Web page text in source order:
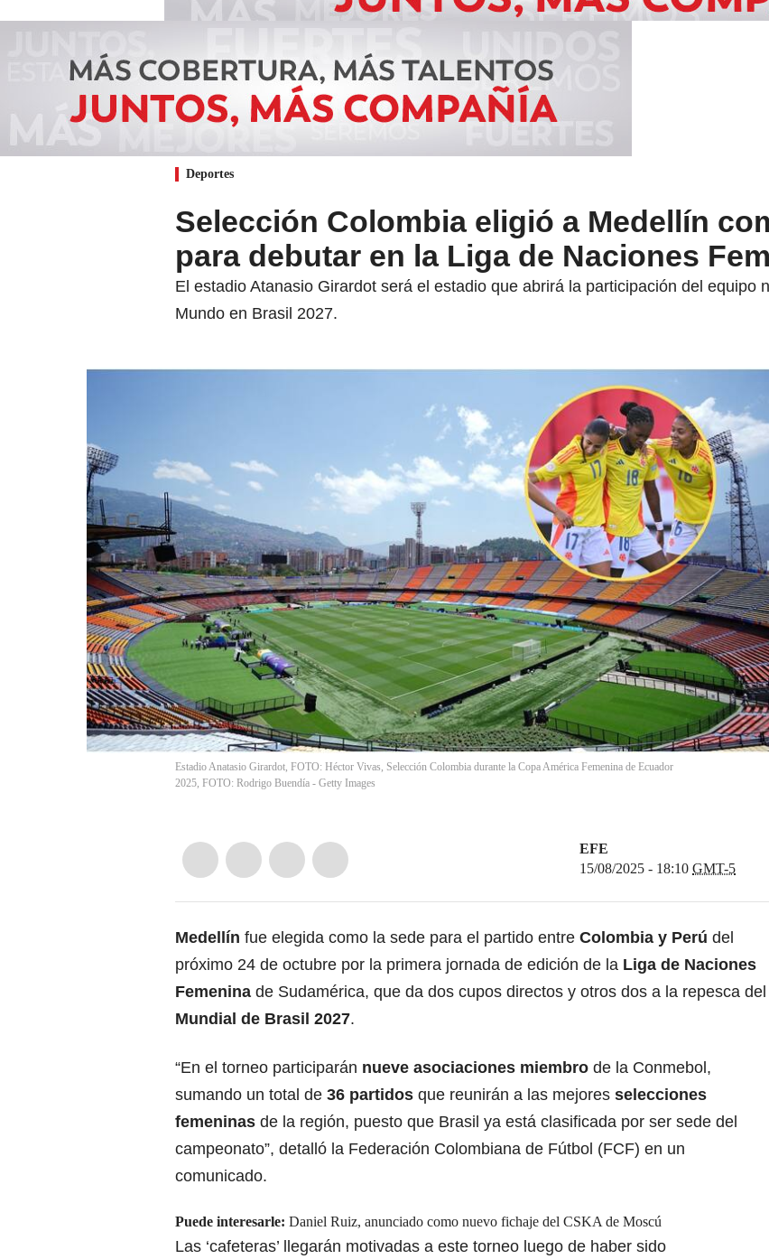
Deportes
Selección Colombia eligió a Medellín
para debutar en la Liga de Naciones
El estadio Atanasio Girardot será el estadio que abrirá la participación del equipo
Mundo en Brasil 2027.
Estadio Anatasio Girardot, FOTO: Héctor Vivas, Selección Colombia durante la Copa América Femenina de Ecuador
2025, FOTO: Rodrigo Buendía - Getty Images
EFE
15/08/2025 - 18:10 GMT-5
Medellín fue elegida como la sede para el partido entre Colombia y Perú del
próximo 24 de octubre por la primera jornada de edición de la Liga de Naciones
Femenina de Sudamérica, que da dos cupos directos y otros dos a la repesca del
Mundial de Brasil 2027.
“En el torneo participarán nueve asociaciones miembro de la Conmebol,
sumando un total de 36 partidos que reunirán a las mejores selecciones
femeninas de la región, puesto que Brasil ya está clasificada por ser sede del
campeonato”, detalló la Federación Colombiana de Fútbol (FCF) en un
comunicado.
Puede interesarle: Daniel Ruiz, anunciado como nuevo fichaje del CSKA de Moscú
Las ‘cafeteras’ llegarán motivadas a este torneo luego de haber sido